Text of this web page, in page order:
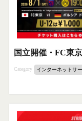
Category インターネットサ